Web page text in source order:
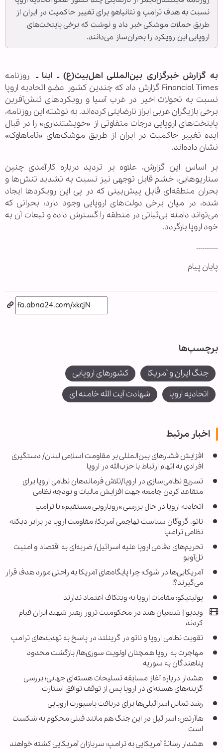
نسبت به هدف ترامپ و نتانیاهو برای تغییر حاکمیت در ایران از
طریق حملات موشکی خبر داد و نوشت که برخی پایتخت‌های
اروپایی این رویکرد را بحران‌ساز می‌دانند.
به گزارش خبرگزاری بین‌المللی اهل‌بیت(ع) ـ ابنا ـ روزنامه
Financial Times گزارش داد که چندین کشور عضو اتحادیه اروپا
نسبت به تحولات اخیر در غرب آسیا و رویکردهای تنش‌آفرین
برخی بازیگران غربی ابراز نارضایتی کرده‌اند. به نوشته این روزنامه،
پایتخت‌های اروپایی درجات متفاوتی از «خویشتنداری» را در قبال
ایده تغییر حاکمیت در ایران از طریق موشک‌های «تاماهاوک»
نشان داده‌اند.
بر اساس این گزارش، علاوه بر تردید درباره کارآمدی چنین
سناریوهایی، خشم قابل توجهی نیز نسبت به تشدید تنش‌ها و
بحران منطقه‌ای قابل پیش‌بینی که در پی این رویکردها ایجاد
شده، در میان برخی دولت‌های اروپایی وجود دارد؛ بحرانی که
می‌تواند دامنه بی‌ثباتی در منطقه را گسترش داده و تبعات آن به
خود اروپا بازگردد.
...........
پایان پیام
برچسب‌ها
جنگ ایران و آمریکا
کشورهای اروپایی
اتحادیه اروپا
شهادت آیت الله خامنه ای
اخبار مرتبط
افزایش فشارهای بین‌المللی بر مقاومت اسلامی لبنان/ دستگیری
افرادی به اتهام ارتباط با حزب‌الله در اروپا
تسریع نظامی‌سازی در اروپا/تلاش فرماندهان نظامی اروپا برای
متقاعد کردن جامعه جهت افزایش مالیات و بودجه نظامی
اتحادیه اروپا در حال بررسی »رویارویی مستقیم« با ترامپ
ناتو، گروگان سیاست تهاجمی آمریکا؛ مقاومت اروپا در برابر دیکته
نظامی ترامپ
تحریم‌های دفاعی اروپا علیه اسرائیل/ ضربه‌ای به اقتصاد و امنیت
تل‌آویو
آمریکایی‌ها در شوک؛ چرا پایگاه‌های آمریکا به راحتی مورد هدف قرار
می‌گیرند؟!
پولیتیکو: مقامات اروپا به ویتکاف اعتماد ندارند
ویدیو | شیعیان هند در محکومیت ترور رهبر شهید ایران قیام
کردند
تقویت نظامی اروپا و ناتو در گرینلند در پاسخ به تهدیدهای ترامپ
مهاجرت به اروپا همچنان اولویت سوری‌ها/ بازگشت محدود
پناهندگان به سوریه
هشدار درباره آغاز مسابقه تسلیحات هسته‌ای جهانی؛ بررسی
گزینه‌های هسته‌ای در اروپا پس از توقف توافق استارت
رشد تمایل اسرائیلی‌ها برای دریافت پاسپورت اروپایی
هاآرتص: اسرائیل در این جنگ هم مانند قبلی محکوم به شکست
است
هشدار رسانۀ آمریکایی به ترامپ؛ سربازان آمریکایی کشته خواهند